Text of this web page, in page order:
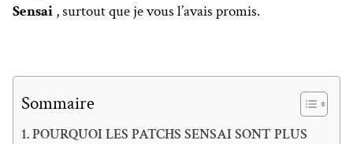
Sensai , surtout que je vous l’avais promis.
Sommaire
POURQUOI LES PATCHS SENSAI SONT PLUS